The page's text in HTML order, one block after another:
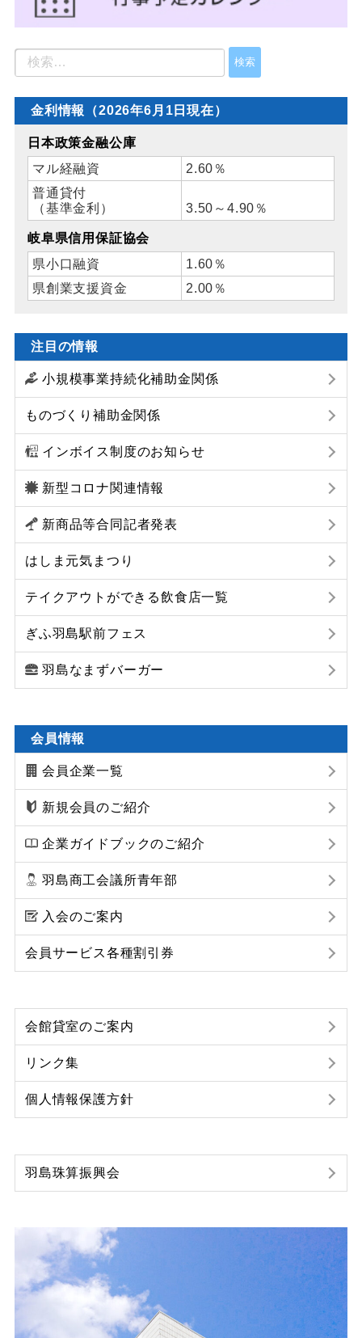
金利情報（2026年6月1日現在）
日本政策金融公庫
マル経融資
2.60％
普通貸付
（基準金利）
3.50～4.90％
岐阜県信用保証協会
県小口融資
1.60％
県創業支援資金
2.00％
注目の情報
小規模事業持続化補助金関係
ものづくり補助金関係
インボイス制度のお知らせ
新型コロナ関連情報
新商品等合同記者発表
はしま元気まつり
テイクアウトができる飲食店一覧
ぎふ羽島駅前フェス
羽島なまずバーガー
会員情報
会員企業一覧
新規会員のご紹介
企業ガイドブックのご紹介
羽島商工会議所青年部
入会のご案内
会員サービス各種割引券
会館貸室のご案内
リンク集
個人情報保護方針
羽島珠算振興会